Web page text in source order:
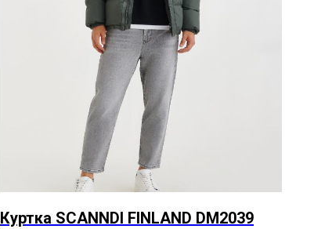
Куртка SCANNDI FINLAND DM2039